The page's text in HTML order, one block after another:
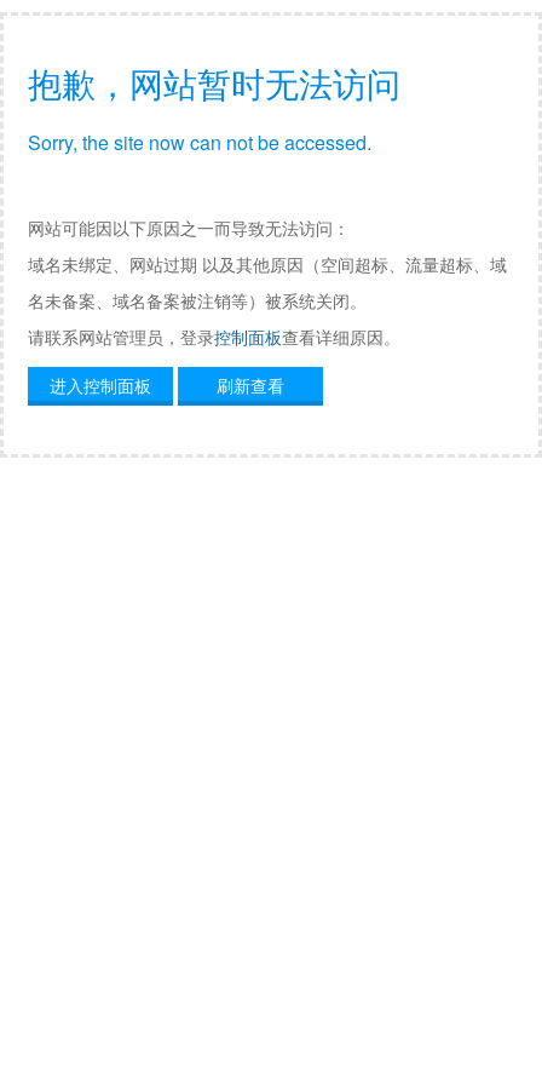
抱歉，网站暂时无法访问
Sorry, the site now can not be accessed.
网站可能因以下原因之一而导致无法访问：
域名未绑定、网站过期 以及其他原因（空间超标、流量超标、域
名未备案、域名备案被注销等）被系统关闭。
请联系网站管理员，登录控制面板查看详细原因。
进入控制面板
刷新查看